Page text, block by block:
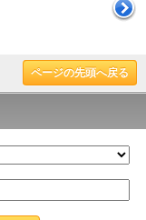
ページの先頭へ戻る